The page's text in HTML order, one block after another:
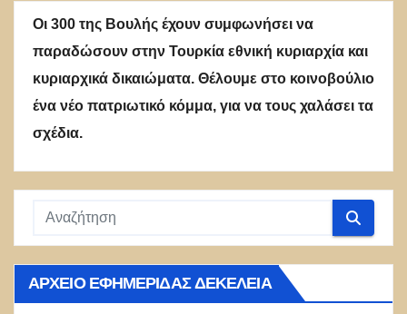
Οι 300 της Βουλής έχουν συμφωνήσει να
παραδώσουν στην Τουρκία εθνική κυριαρχία και
κυριαρχικά δικαιώματα. Θέλουμε στο κοινοβούλιο
ένα νέο πατριωτικό κόμμα, για να τους χαλάσει τα
σχέδια.
ΑΡΧΕΊΟ ΕΦΗΜΕΡΊΔΑΣ ΔΕΚΈΛΕΙΑ